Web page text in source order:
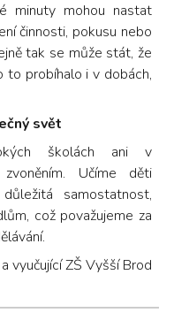
minuty mohou nastat
činnosti, pokusu nebo
tak se může stát, že
to probíhalo i v dobách,
svět
školách ani v
Učíme děti
samostatnost,
což považujeme za
vyučující ZŠ Vyšší Brod